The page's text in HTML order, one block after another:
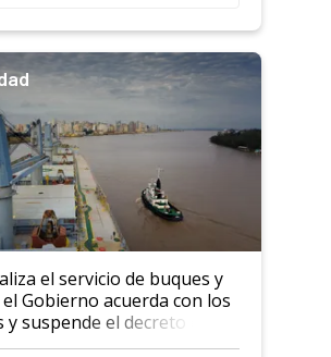
el servicio de buques y
Gobierno acuerda con los
suspende el decreto de